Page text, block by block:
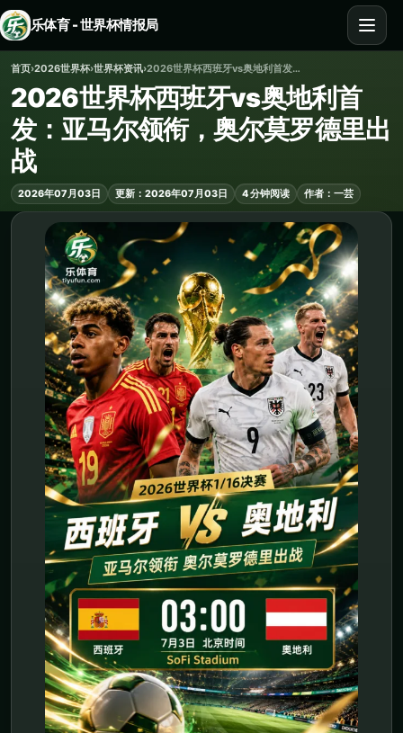
乐体育 - 世界杯情报局
首页›2026世界杯›世界杯资讯› 2026世界杯西班牙vs奥地利首发：亚马尔领衔，奥尔莫罗德里出战
2026世界杯西班牙vs奥地利首
发：亚马尔领衔，奥尔莫罗德里出
战
2026年07月03日 更新：2026年07月03日 4 分钟阅读 作者：一芸